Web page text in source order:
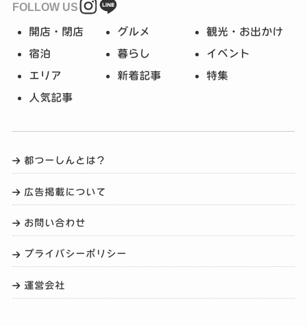
FOLLOW US
開店・閉店 グルメ 観光・お出かけ
宿泊 暮らし イベント
エリア 新着記事 特集
人気記事
都つーしんとは？
広告掲載について
お問い合わせ
プライバシーポリシー
運営会社